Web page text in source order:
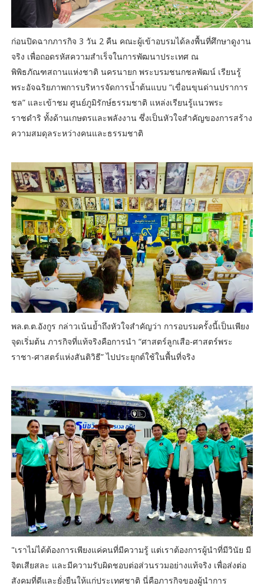
ก่อนปิดฉากภารกิจ 3 วัน 2 คืน คณะผู้เข้าอบรมได้ลงพื้นที่ศึกษาดูงาน
จริง เพื่อถอดรหัสความสำเร็จในการพัฒนาประเทศ ณ
พิพิธภัณฑสถานแห่งชาติ นครนายก พระบรมชนกชลพัฒน์ เรียนรู้
พระอัจฉริยภาพการบริหารจัดการน้ำต้นแบบ “เขื่อนขุนด่านปราการ
ชล” และเข้าชม ศูนย์ภูมิรักษ์ธรรมชาติ แหล่งเรียนรู้แนวพระ
ราชดำริ ทั้งด้านเกษตรและพลังงาน ซึ่งเป็นหัวใจสำคัญของการสร้าง
ความสมดุลระหว่างคนและธรรมชาติ
พล.ต.ต.อังกูร กล่าวเน้นย้ำถึงหัวใจสำคัญว่า การอบรมครั้งนี้เป็นเพียง
จุดเริ่มต้น ภารกิจที่แท้จริงคือการนำ “ศาสตร์ลูกเสือ-ศาสตร์พระ
ราชา-ศาสตร์แห่งสันติวิธี” ไปประยุกต์ใช้ในพื้นที่จริง
"เราไม่ได้ต้องการเพียงแค่คนที่มีความรู้ แต่เราต้องการผู้นำที่มีวินัย มี
จิตเสียสละ และมีความรับผิดชอบต่อส่วนรวมอย่างแท้จริง เพื่อส่งต่อ
สังคมที่ดีและยั่งยืนให้แก่ประเทศชาติ นี่คือภารกิจของผู้นำการ